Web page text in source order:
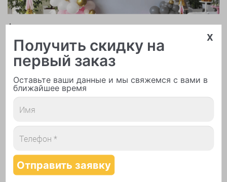
Арки и гирлянды из шаров
Надутие шаров гелием
x
Получить скидку на
первый заказ
Оставьте ваши данные и мы свяжемся с вами в
ближайшее время